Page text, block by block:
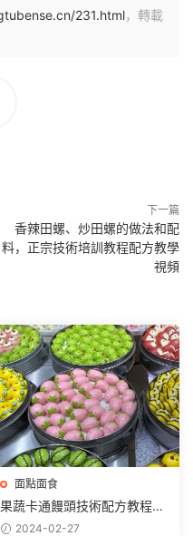
231.html，轉載
下一篇
香辣田螺、炒田螺的做法和配
料，正宗技術培訓教程配方教學
視頻
面點面食
果蔬卡通饅頭技術配方教程彩
色包子揉面和面制作配方技術
2024-02-27